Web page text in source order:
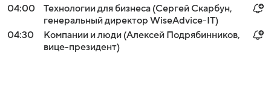
04:00
Технологии для бизнеса (Сергей Скарбун,
генеральный директор WiseAdvice-IT)
04:30
Компании и люди (Алексей Подрябинников,
вице-президент)